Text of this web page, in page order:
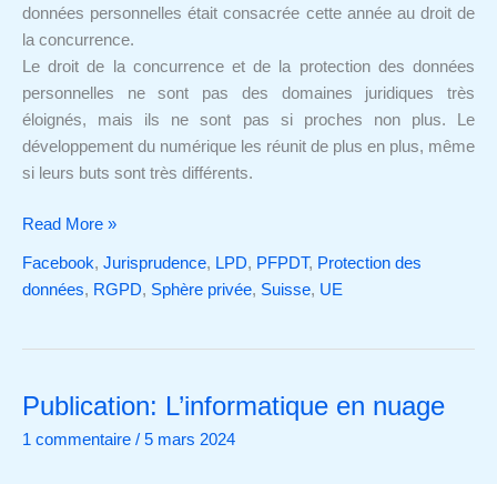
données personnelles était consacrée cette année au droit de
la concurrence.
Le droit de la concurrence et de la protection des données
personnelles ne sont pas des domaines juridiques très
éloignés, mais ils ne sont pas si proches non plus. Le
développement du numérique les réunit de plus en plus, même
si leurs buts sont très différents.
Read More »
Facebook, Jurisprudence, LPD, PFPDT, Protection des
données, RGPD, Sphère privée, Suisse, UE
Publication: L’informatique en nuage
1 commentaire / 5 mars 2024
Publication:
L’informatique